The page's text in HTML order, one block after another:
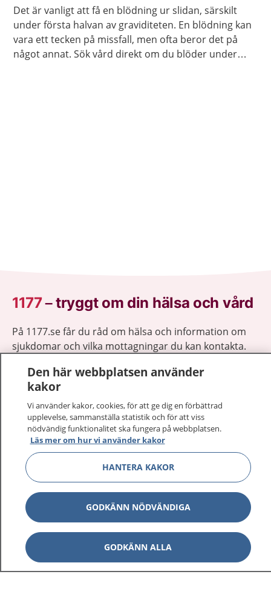
Det är vanligt att få en blödning ur slidan, särskilt
under första halvan av graviditeten. En blödning kan
vara ett tecken på missfall, men ofta beror det på
något annat. Sök vård direkt om du blöder under
1177–tryggt om din hälsa och vård
På 1177.se får du råd om hälsa och information om
sjukdomar och vilka mottagningar du kan kontakta.
vårdärenden. Ring telefonnummer 1177 för
sjukvårdsrådgivning dygnet runt.
1177 ger dig råd när du vill må bättre.
1177 på flera språk Visa
Om 1177 Visa
Kontakt Visa
Den här webbplatsen använder
kakor
Vi använder kakor, cookies, för att ge dig en förbättrad
upplevelse, sammanställa statistik och för att viss
nödvändig funktionalitet ska fungera på webbplatsen.
Läs mer om hur vi använder kakor
HANTERA KAKOR
GODKÄNN NÖDVÄNDIGA
GODKÄNN ALLA